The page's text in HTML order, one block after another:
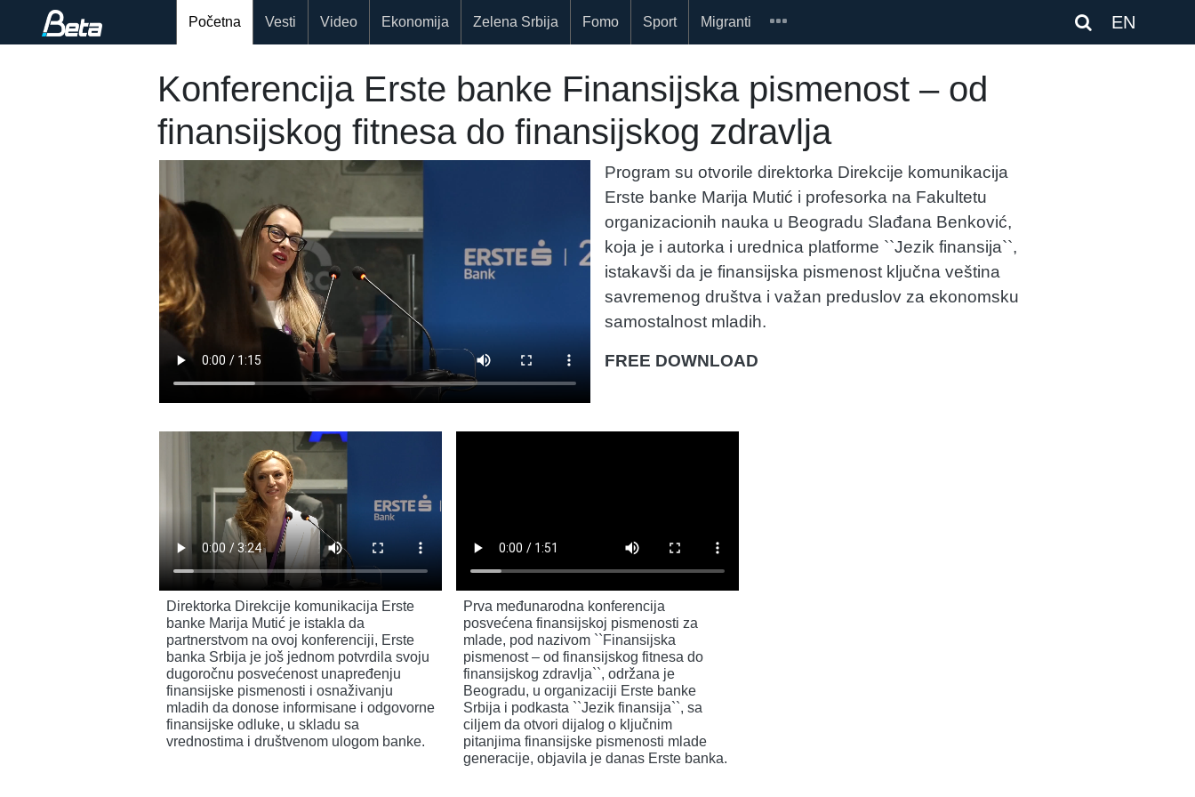
EN
Početna Vesti Video Ekonomija Zelena Srbija Fomo Sport Migranti
Konferencija Erste banke Finansijska pismenost – od
finansijskog fitnesa do finansijskog zdravlja
Program su otvorile direktorka Direkcije komunikacija
Erste banke Marija Mutić i profesorka na Fakultetu
organizacionih nauka u Beogradu Slađana Benković,
koja je i autorka i urednica platforme ``Jezik finansija``,
istakavši da je finansijska pismenost ključna veština
savremenog društva i važan preduslov za ekonomsku
samostalnost mladih.
FREE DOWNLOAD
Direktorka Direkcije komunikacija Erste
banke Marija Mutić je istakla da
partnerstvom na ovoj konferenciji, Erste
banka Srbija je još jednom potvrdila svoju
dugoročnu posvećenost unapređenju
finansijske pismenosti i osnaživanju
mladih da donose informisane i odgovorne
finansijske odluke, u skladu sa
vrednostima i društvenom ulogom banke.
Prva međunarodna konferencija
posvećena finansijskoj pismenosti za
mlade, pod nazivom ``Finansijska
pismenost – od finansijskog fitnesa do
finansijskog zdravlja``, održana je
Beogradu, u organizaciji Erste banke
Srbija i podkasta ``Jezik finansija``, sa
ciljem da otvori dijalog o ključnim
pitanjima finansijske pismenosti mlade
generacije, objavila je danas Erste banka.